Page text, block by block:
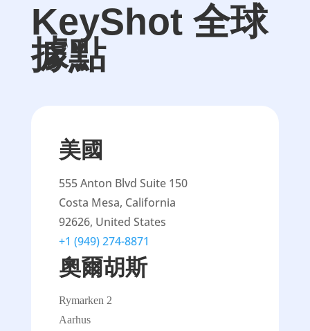
KeyShot 全球
據點
美國
555 Anton Blvd Suite 150
Costa Mesa, California
92626, United States
+1 (949) 274-8871
奧爾胡斯
Rymarken 2
Aarhus